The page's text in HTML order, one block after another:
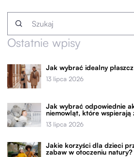
Ostatnie wpisy
Jak wybrać idealny
13 lipca 2026
Jak wybrać odpowiednie
niemowląt, które
13 lipca 2026
Jakie korzyści dla dzieci
zabaw w otoczeniu natury?